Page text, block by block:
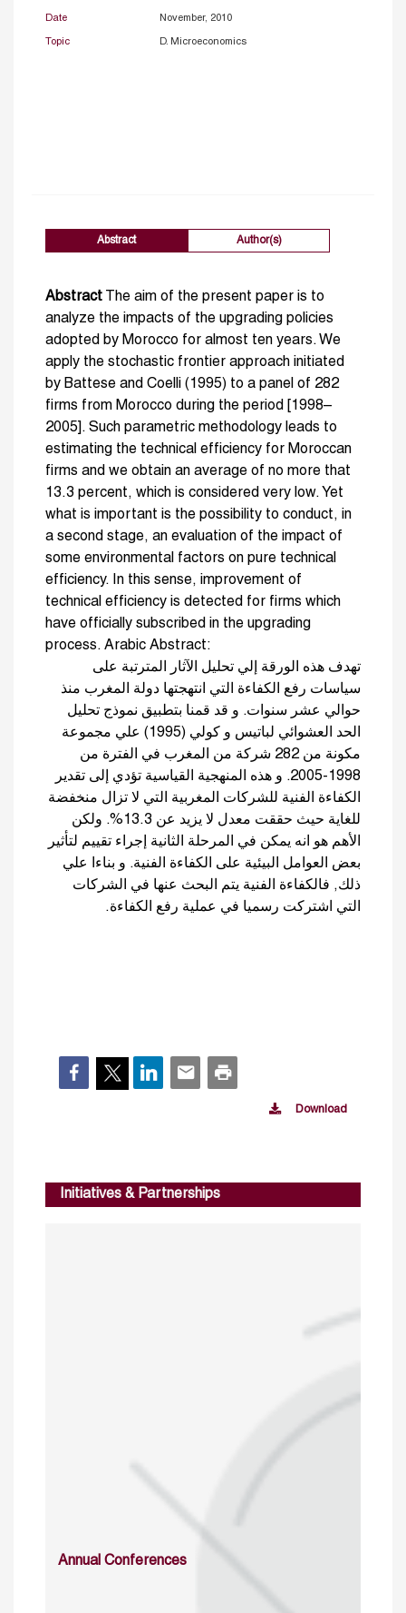
Date November, 2010
Topic D. Microeconomics
Abstract Author(s)
Abstract The aim of the present paper is to
analyze the impacts of the upgrading policies
adopted by Morocco for almost ten years. We
apply the stochastic frontier approach initiated
by Battese and Coelli (1995) to a panel of 282
firms from Morocco during the period [1998–
2005]. Such parametric methodology leads to
estimating the technical efficiency for Moroccan
firms and we obtain an average of no more that
13.3 percent, which is considered very low. Yet
what is important is the possibility to conduct, in
a second stage, an evaluation of the impact of
some environmental factors on pure technical
efficiency. In this sense, improvement of
technical efficiency is detected for firms which
have officially subscribed in the upgrading
process. Arabic Abstract:
تهدف هذه الورقة إلي تحليل الآثار المترتبة على
سياسات رفع الكفاءة التي انتهجتها دولة المغرب منذ
حوالي عشر سنوات. و قد قمنا بتطبيق نموذج تحليل
الحد العشوائي لباتيس و كولي (1995) علي مجموعة
مكونة من 282 شركة من المغرب في الفترة من
1998-2005. و هذه المنهجية القياسية تؤدي إلى تقدير
الكفاءة الفنية للشركات المغربية التي لا تزال منخفضة
للغاية حيث حققت معدل لا يزيد عن 13.3%. ولكن
الأهم هو انه يمكن في المرحلة الثانية إجراء تقييم لتأثير
بعض العوامل البيئية على الكفاءة الفنية. و بناءا علي
ذلك, فالكفاءة الفنية يتم البحث عنها في الشركات
التي اشتركت رسميا في عملية رفع الكفاءة.
Download
Initiatives & Partnerships
Annual Conferences